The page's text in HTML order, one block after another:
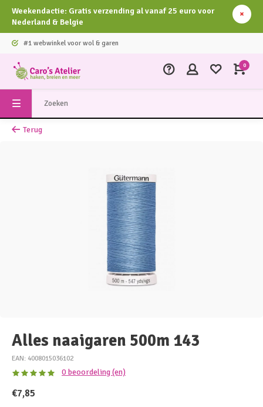
Weekendactie: Gratis verzending al vanaf 25 euro voor
Nederland & Belgie
#1 webwinkel voor wol & garen
0
Terug
Alles naaigaren 500m 143
EAN: 4008015036102
0 beoordeling (en)
€7,85